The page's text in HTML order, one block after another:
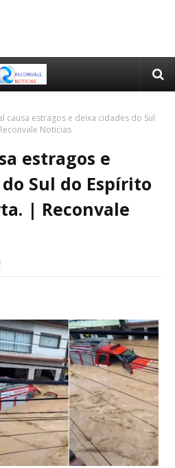
causa estragos e deixa cidades do Sul
Noticias
estragos e
Sul do Espírito
| Reconvale